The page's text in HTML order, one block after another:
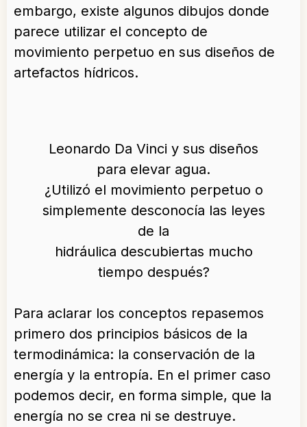
embargo, existe algunos dibujos donde
parece utilizar el concepto de
movimiento perpetuo en sus diseños de
artefactos hídricos.
Leonardo Da Vinci y sus diseños
para elevar agua.
¿Utilizó el movimiento perpetuo o
simplemente desconocía las leyes
de la
hidráulica descubiertas mucho
tiempo después?
Para aclarar los conceptos repasemos
primero dos principios básicos de la
termodinámica: la conservación de la
energía y la entropía. En el primer caso
podemos decir, en forma simple, que la
energía no se crea ni se destruye.